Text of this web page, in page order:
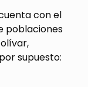
con el
poblaciones
supuesto: